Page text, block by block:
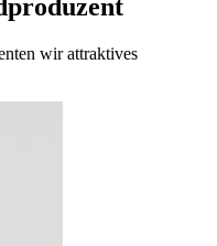
wir attraktives